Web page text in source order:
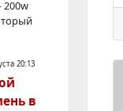
200w
20:13
в